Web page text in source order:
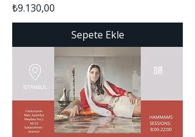
Fiyat
₺9.130,00
Sepete Ekle